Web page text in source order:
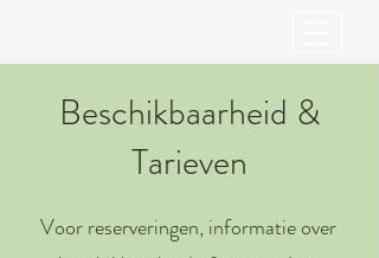
Beschikbaarheid &
Tarieven
Voor reserveringen, informatie over